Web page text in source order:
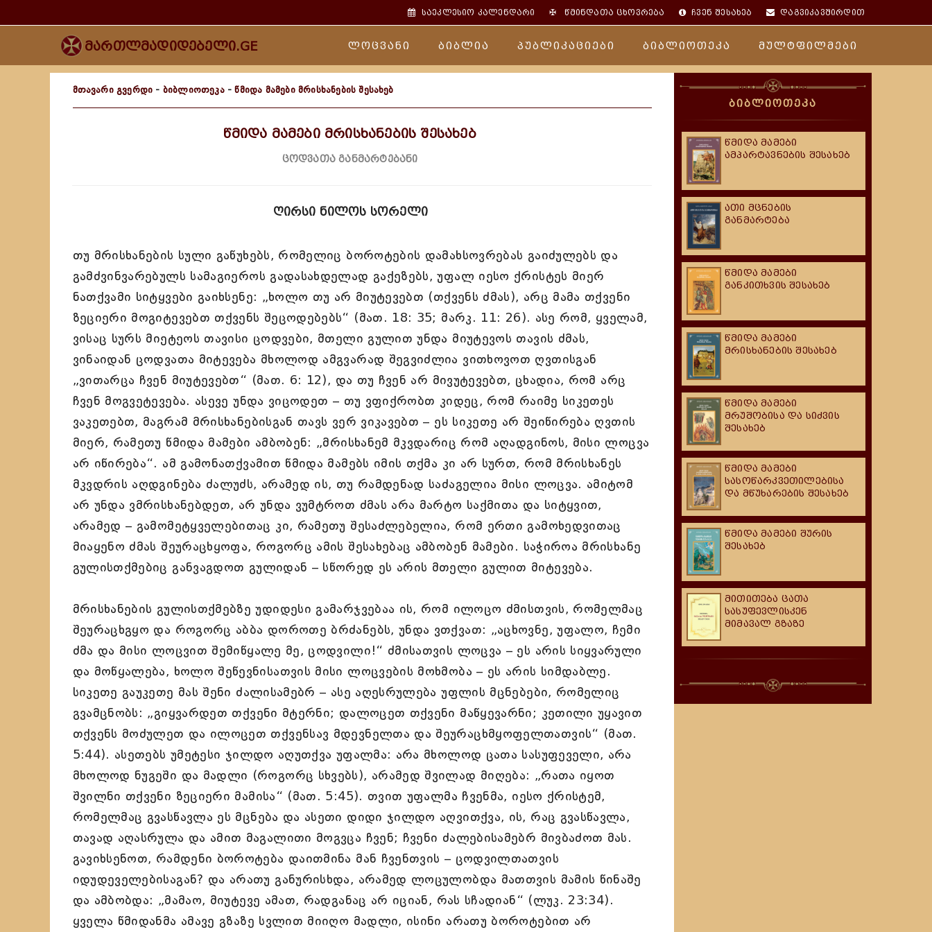
საეკლესიო კალენდარი ✠წმინდათა ცხოვრება ჩვენ შესახებ დაგვიკავშირდით
მართლმადიდებელი.GE ლოცვანი ბიბლია პუბლიკაციები ბიბლიოთეკა მულტფილმები
მთავარი გვერდი - ბიბლიოთეკა-წმიდა მამები მრისხანების შესახებ
წმიდა მამები მრისხანების შესახებ
ცოდვათა განმარტებანი
ღირსი ნილოს სორელი
თუ მრისხანების სული გაწუხებს, რომელიც ბოროტების დამახსოვრებას გაიძულებს და
გამძვინვარებულს სამაგიეროს გადასახდელად გაქეზებს, უფალ იესო ქრისტეს მიერ
ნათქვამი სიტყვები გაიხსენე: „ხოლო თუ არ მიუტევებთ (თქვენს ძმას), არც მამა თქვენი
ზეციერი მოგიტევებთ თქვენს შეცოდებებს“ (მათ. 18: 35; მარკ. 11: 26). ასე რომ, ყველამ,
ვისაც სურს მიეტეოს თავისი ცოდვები, მთელი გულით უნდა მიუტევოს თავის ძმას,
ვინაიდან ცოდვათა მიტევება მხოლოდ ამგვარად შეგვიძლია ვითხოვოთ ღვთისგან
„ვითარცა ჩვენ მიუტევებთ“ (მათ. 6: 12), და თუ ჩვენ არ მივუტევებთ, ცხადია, რომ არც
ჩვენ მოგვეტევება. ასევე უნდა ვიცოდეთ – თუ ვფიქრობთ კიდეც, რომ რაიმე სიკეთეს
ვაკეთებთ, მაგრამ მრისხანებისგან თავს ვერ ვიკავებთ – ეს სიკეთე არ შეიწირება ღვთის
მიერ, რამეთუ წმიდა მამები ამბობენ: „მრისხანემ მკვდარიც რომ აღადგინოს, მისი ლოცვა
არ იწირება“. ამ გამონათქვამით წმიდა მამებს იმის თქმა კი არ სურთ, რომ მრისხანეს
მკვდრის აღდგინება ძალუძს, არამედ ის, თუ რამდენად საძაგელია მისი ლოცვა. ამიტომ
არ უნდა ვმრისხანებდეთ, არ უნდა ვუმტროთ ძმას არა მარტო საქმითა და სიტყვით,
არამედ – გამომეტყველებითაც კი, რამეთუ შესაძლებელია, რომ ერთი გამოხედვითაც
მიაყენო ძმას შეურაცხყოფა, როგორც ამის შესახებაც ამბობენ მამები. საჭიროა მრისხანე
გულისთქმებიც განვაგდოთ გულიდან – სწორედ ეს არის მთელი გულით მიტევება.
მრისხანების გულისთქმებზე უდიდესი გამარჯვებაა ის, რომ ილოცო ძმისთვის, რომელმაც
შეურაცხგყო და როგორც აბბა დოროთე ბრძანებს, უნდა ვთქვათ: „აცხოვნე, უფალო, ჩემი
ძმა და მისი ლოცვით შემიწყალე მე, ცოდვილი!“ ძმისათვის ლოცვა – ეს არის სიყვარული
და მოწყალება, ხოლო შეწევნისათვის მისი ლოცვების მოხმობა – ეს არის სიმდაბლე.
სიკეთე გაუკეთე მას შენი ძალისამებრ – ასე აღესრულება უფლის მცნებები, რომელიც
გვამცნობს: „გიყვარდეთ თქვენი მტერნი; დალოცეთ თქვენი მაწყევარნი; კეთილი უყავით
თქვენს მოძულეთ და ილოცეთ თქვენსავ მდევნელთა და შეურაცხმყოფელთათვის“ (მათ.
5:44). ასეთებს უმეტესი ჯილდო აღუთქვა უფალმა: არა მხოლოდ ცათა სასუფეველი, არა
მხოლოდ ნუგეში და მადლი (როგორც სხვებს), არამედ შვილად მიღება: „რათა იყოთ
შვილნი თქვენი ზეციერი მამისა“ (მათ. 5:45). თვით უფალმა ჩვენმა, იესო ქრისტემ,
რომელმაც გვასწავლა ეს მცნება და ასეთი დიდი ჯილდო აღვითქვა, ის, რაც გვასწავლა,
თავად აღასრულა და ამით მაგალითი მოგვცა ჩვენ; ჩვენი ძალებისამებრ მივბაძოთ მას.
გავიხსენოთ, რამდენი ბოროტება დაითმინა მან ჩვენთვის – ცოდვილთათვის
იდუდეველებისაგან? და არათუ განურისხდა, არამედ ლოცულობდა მათთვის მამის წინაშე
და ამბობდა: „მამაო, მიუტევე ამათ, რადგანაც არ იციან, რას სჩადიან“ (ლუკ. 23:34).
ყველა წმიდანმა ამავე გზაზე სვლით მიიღო მადლი, ისინი არათუ ბოროტებით არ
ბიბლიოთეკა
წმიდა მამები
ამპარტავნების შესახებ
ათი მცნების
განმარტება
წმიდა მამები
განკითხვის შესახებ
წმიდა მამები
მრისხანების შესახებ
წმიდა მამები
მრუშობისა და სიძვის
შესახებ
წმიდა მამები
სასოწარკვეთილებისა
და მწუხარების შესახებ
წმიდა მამები შურის
შესახებ
მითითება ცათა
სასუფევლისკენ
მიმავალ გზაზე